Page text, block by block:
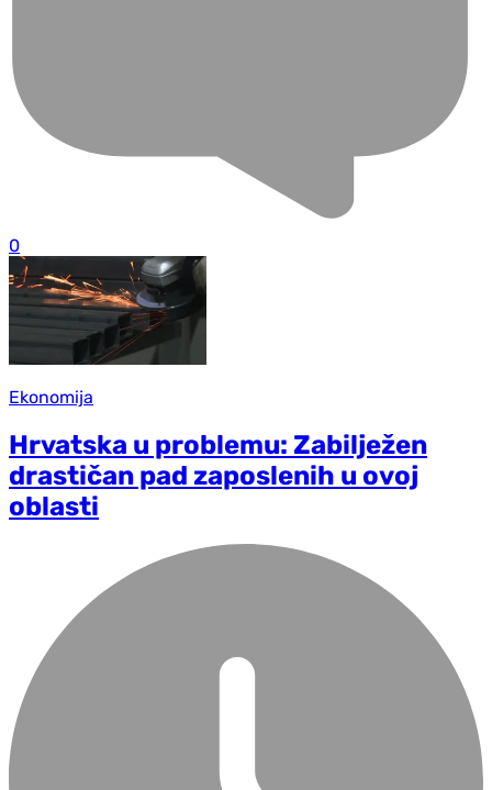
0
Ekonomija
Hrvatska u problemu: Zabilježen
drastičan pad zaposlenih u ovoj
oblasti